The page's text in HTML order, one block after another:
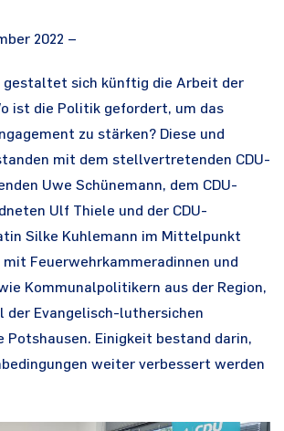
2022 –
gestaltet sich künftig die Arbeit der
ist die Politik gefordert, um das
zu stärken? Diese und
mit dem stellvertretenden CDU-
Uwe Schünemann, dem CDU-
Ulf Thiele und der CDU-
Silke Kuhlemann im Mittelpunkt
mit Feuerwehrkammeradinnen und
Kommunalpolitikern aus der Region,
der Evangelisch-luthersichen
Potshausen. Einigkeit bestand darin,
weiter verbessert werden